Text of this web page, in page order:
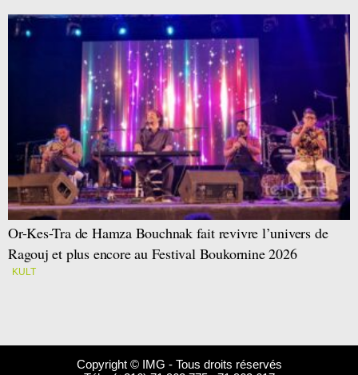
Or-Kes-Tra de Hamza Bouchnak fait revivre l’univers de
Ragouj et plus encore au Festival Boukornine 2026
KULT
Copyright © IMG - Tous droits réservés